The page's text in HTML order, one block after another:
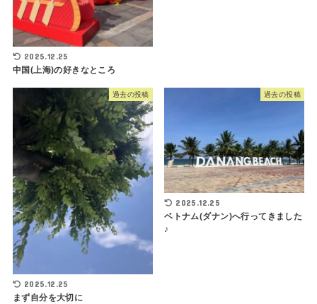
2025.12.25
中国(上海)の好きなところ
過去の投稿
2025.12.25
まず自分を大切に
過去の投稿
2025.12.25
ベトナム(ダナン)へ行ってきました
♪